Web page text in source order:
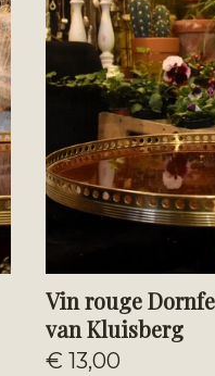
Vin rouge
van Kluisberg
€ 13,00